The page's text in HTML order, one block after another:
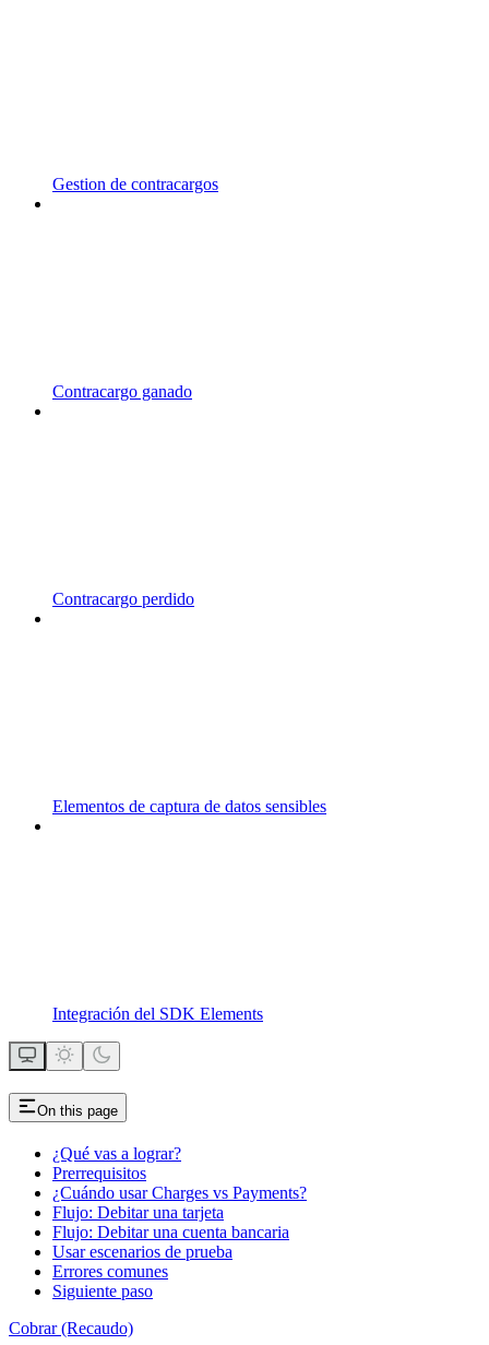
Gestion de contracargos
Contracargo ganado
Contracargo perdido
Elementos de captura de datos sensibles
Integración del SDK Elements
On this page
¿Qué vas a lograr?
Prerrequisitos
¿Cuándo usar Charges vs Payments?
Flujo: Debitar una tarjeta
Flujo: Debitar una cuenta bancaria
Usar escenarios de prueba
Errores comunes
Siguiente paso
Cobrar (Recaudo)